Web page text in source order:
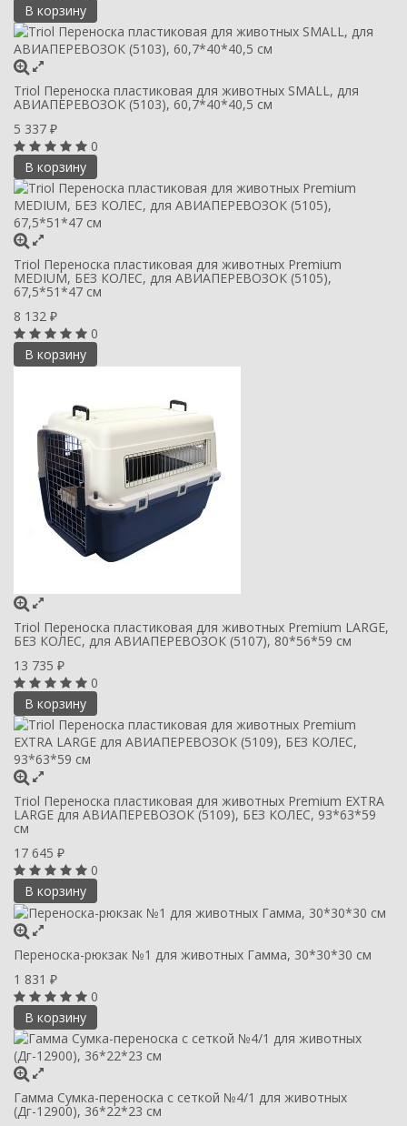
В корзину
Triol Переноска пластиковая для животных SMALL, для
АВИАПЕРЕВОЗОК (5103), 60,7*40*40,5 см
5 337 ₽
0
В корзину
Triol Переноска пластиковая для животных Premium
MEDIUM, БЕЗ КОЛЕС, для АВИАПЕРЕВОЗОК (5105),
67,5*51*47 см
8 132 ₽
0
В корзину
Triol Переноска пластиковая для животных Premium LARGE,
БЕЗ КОЛЕС, для АВИАПЕРЕВОЗОК (5107), 80*56*59 см
13 735 ₽
0
В корзину
Triol Переноска пластиковая для животных Premium EXTRA
LARGE для АВИАПЕРЕВОЗОК (5109), БЕЗ КОЛЕС, 93*63*59
см
17 645 ₽
0
В корзину
Переноска-рюкзак №1 для животных Гамма, 30*30*30 см
1 831 ₽
0
В корзину
Гамма Сумка-переноска с сеткой №4/1 для животных
(Дг-12900), 36*22*23 см